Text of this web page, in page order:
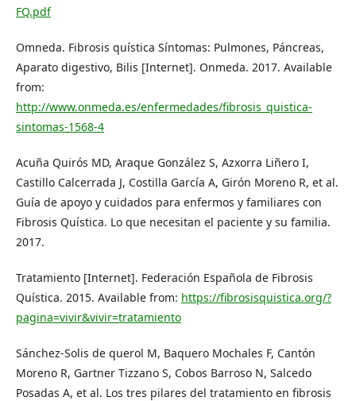
FQ.pdf
Omneda. Fibrosis quística Síntomas: Pulmones, Páncreas,
Aparato digestivo, Bilis [Internet]. Onmeda. 2017. Available
from:
http://www.onmeda.es/enfermedades/fibrosis_quistica-
sintomas-1568-4
Acuña Quirós MD, Araque González S, Azxorra Liñero I,
Castillo Calcerrada J, Costilla García A, Girón Moreno R, et al.
Guía de apoyo y cuidados para enfermos y familiares con
Fibrosis Quística. Lo que necesitan el paciente y su familia.
2017.
Tratamiento [Internet]. Federación Española de Fibrosis
Quística. 2015. Available from: https://fibrosisquistica.org/?
pagina=vivir&vivir=tratamiento
Sánchez-Solis de querol M, Baquero Mochales F, Cantón
Moreno R, Gartner Tizzano S, Cobos Barroso N, Salcedo
Posadas A, et al. Los tres pilares del tratamiento en fibrosis